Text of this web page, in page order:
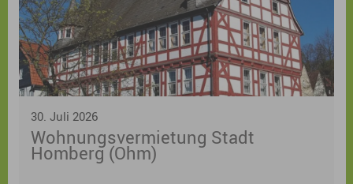
30. Juli 2026
Wohnungsvermietung Stadt
Homberg (Ohm)